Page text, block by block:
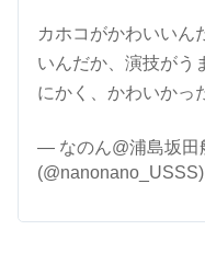
カホコがかわいいん
いんだか、演技がう
にかく、かわいかっ
— なのん@浦島坂田
(@nanonano_USSS)